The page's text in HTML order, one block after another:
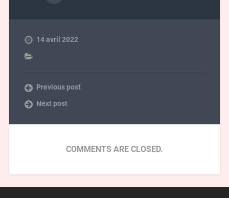
14 avril 2022
Previous post
Next post
COMMENTS ARE CLOSED.